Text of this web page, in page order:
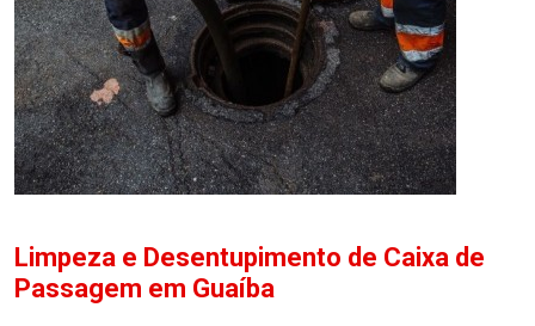
Limpeza e Desentupimento de Caixa de
Passagem em Guaíba